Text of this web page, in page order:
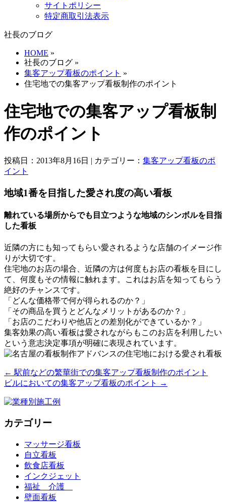
サイトポリシー
特定商取引法表示
社長のブログ
HOME »
社長のブログ »
集客アップ看板のポイント »
住宅地での集客アップ看板制作のポイント
住宅地での集客アップ看板制
作のポイント
投稿日：2013年8月16日 | カテゴリー： 集客アップ看板のポ
イント
地域1番を目指した愛され度の高い看板
離れている場所からでも目立つような地域のシンボルを目指
した看板
近隣の方にも知ってもらい愛されるような店舗のイメージ作
りが大切です。
住宅地のお店の場合、近隣の方は何度もお店の看板を目にし
て、何度もその情報に触れます。これはお店を知ってもらう
絶好のチャンスです。
「どんな価格帯で何が得られるのか？」
「その商品を買うとどんなメリットがあるのか？」
「お店のこだわりや他店との差別化ができているか？」
集客効果の高い看板は愛されながらもこのお店を利用したい
という意志決定事項が明確に表現されています。
← 駅前などの繁華街での集客アップ看板制作のポイント
ビルにおいての集客アップ看板のポイント
→
カテゴリー
マッサージ看板
自立看板
飲食店看板
インクジェット
福祉 介護
壁面看板